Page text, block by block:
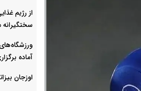
سختگیرانه
آماده
اوزجان